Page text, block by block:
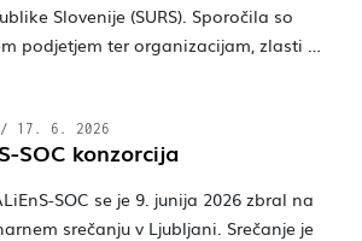
Slovenije (SURS). Sporočila so
podjetjem ter organizacijam, zlasti …
/ 17. 6. 2026
SOC konzorcija
SOC se je 9. junija 2026 zbral na
srečanju v Ljubljani. Srečanje je